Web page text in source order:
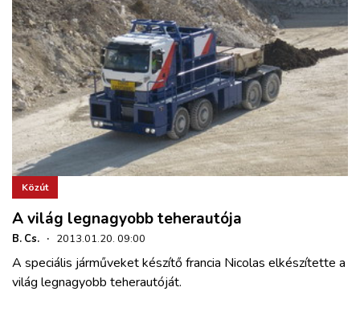
Közút
A világ legnagyobb teherautója
B. Cs. · 2013.01.20. 09:00
A speciális járműveket készítő francia Nicolas elkészítette a
világ legnagyobb teherautóját.